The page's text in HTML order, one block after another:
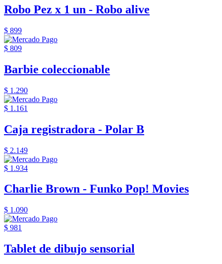
Robo Pez x 1 un - Robo alive
$ 899
$ 809
Barbie coleccionable
$ 1.290
$ 1.161
Caja registradora - Polar B
$ 2.149
$ 1.934
Charlie Brown - Funko Pop! Movies
$ 1.090
$ 981
Tablet de dibujo sensorial